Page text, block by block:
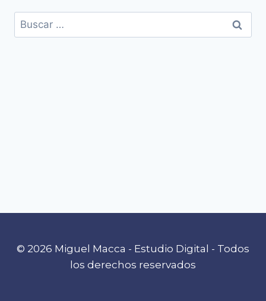
© 2026 Miguel Macca - Estudio Digital - Todos
los derechos reservados